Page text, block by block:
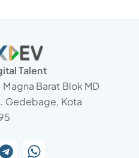
Talent
Barat Blok MD
Gedebage, Kota